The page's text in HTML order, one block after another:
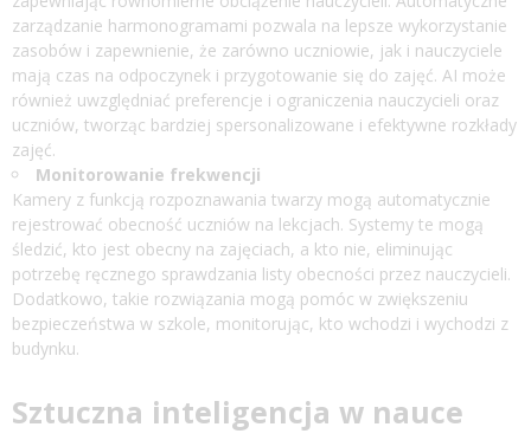
zarządzanie harmonogramami pozwala na lepsze wykorzystanie
zasobów i zapewnienie, że zarówno uczniowie, jak i nauczyciele
mają czas na odpoczynek i przygotowanie się do zajęć. AI może
również uwzględniać preferencje i ograniczenia nauczycieli oraz
uczniów, tworząc bardziej spersonalizowane i efektywne rozkłady
zajęć.
Monitorowanie frekwencji
Kamery z funkcją rozpoznawania twarzy mogą automatycznie
rejestrować obecność uczniów na lekcjach. Systemy te mogą
śledzić, kto jest obecny na zajęciach, a kto nie, eliminując
potrzebę ręcznego sprawdzania listy obecności przez nauczycieli.
Dodatkowo, takie rozwiązania mogą pomóc w zwiększeniu
bezpieczeństwa w szkole, monitorując, kto wchodzi i wychodzi z
budynku.
Sztuczna inteligencja w nauce